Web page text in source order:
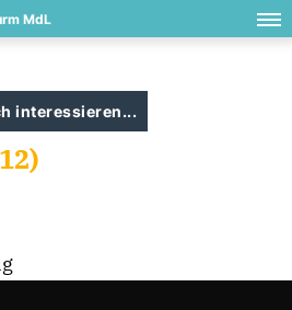
MdL
interessieren...